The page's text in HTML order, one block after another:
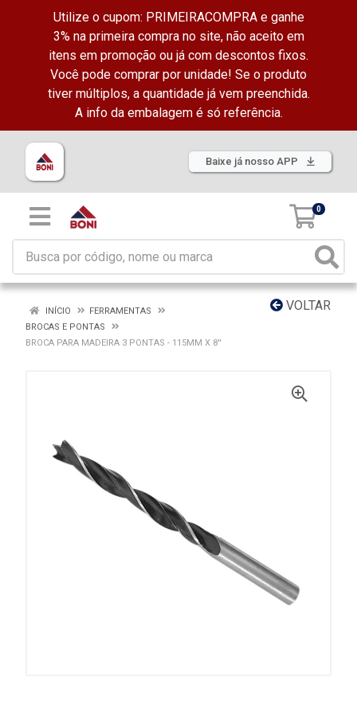
Utilize o cupom: PRIMEIRACOMPRA e ganhe
3% na primeira compra no site, não aceito em
itens em promoção ou já com descontos fixos.
Você pode comprar por unidade! Se o produto
tiver múltiplos, a quantidade já vem preenchida.
A info da embalagem é só referência.
Baixe já nosso APP
0
VOLTAR
INÍCIO
FERRAMENTAS
BROCAS E PONTAS
BROCA PARA MADEIRA 3 PONTAS - 115MM X 8''